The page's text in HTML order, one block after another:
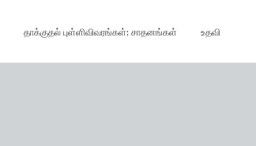
தாக்குதல் புள்ளிவிவரங்கள்: சாதனங்கள் உதவி